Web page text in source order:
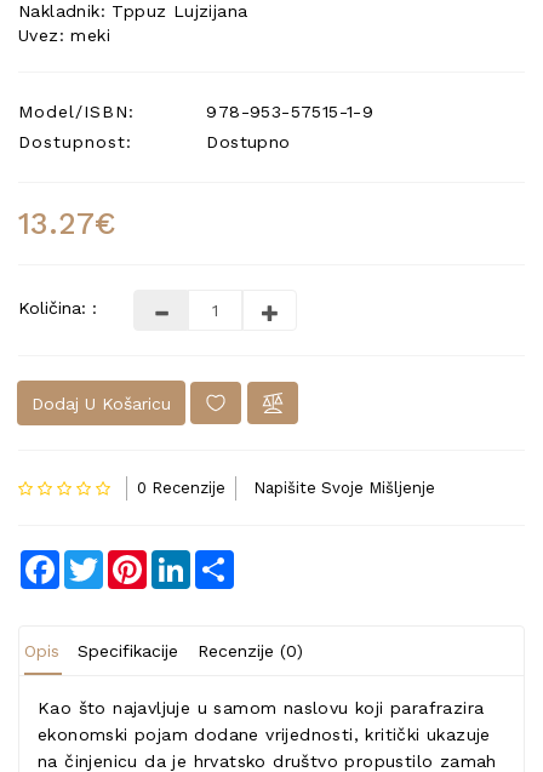
Nakladnik: Tppuz Lujzijana
Uvez: meki
Model/ISBN:
978-953-57515-1-9
Dostupnost:
Dostupno
13.27€
Količina: :
Dodaj U Košaricu
0 Recenzije Napišite Svoje Mišljenje
Facebook
TwitterPinterestLinkedIn
Opis Specifikacije Recenzije (0)
Kao što najavljuje u samom naslovu koji parafrazira
ekonomski pojam dodane vrijednosti, kritički ukazuje
na činjenicu da je hrvatsko društvo propustilo zamah